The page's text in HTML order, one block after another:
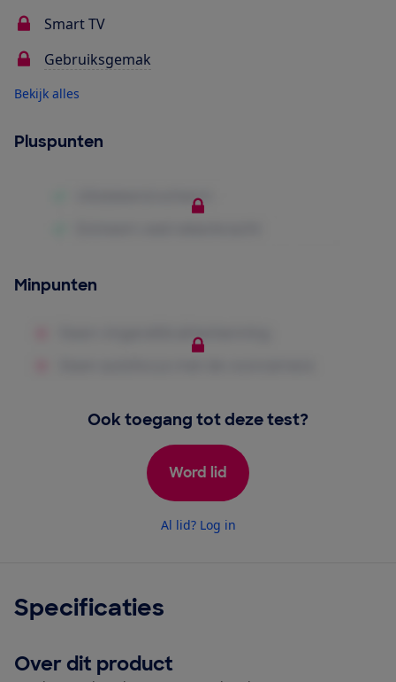
Smart TV
Gebruiksgemak
Bekijk alles
Pluspunten
Minpunten
Ook toegang tot deze test?
Word lid
Al lid? Log in
Specificaties
Over dit product